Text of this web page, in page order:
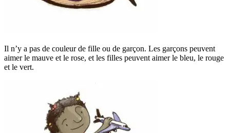
Il n’y a pas de couleur de fille ou de garçon. Les garçons peuvent
aimer le mauve et le rose, et les filles peuvent aimer le bleu, le rouge
et le vert.